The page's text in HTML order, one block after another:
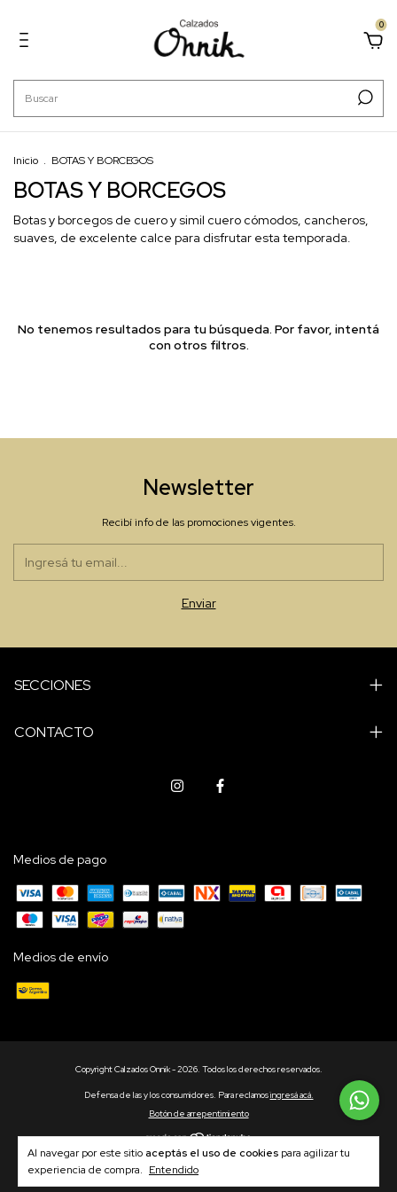
0
Al navegar por este sitio aceptás el uso de cookies para agilizar tu
experiencia de compra. Entendido
Inicio . BOTAS Y BORCEGOS
BOTAS Y BORCEGOS
Botas y borcegos de cuero y simil cuero cómodos, cancheros,
suaves, de excelente calce para disfrutar esta temporada.
No tenemos resultados para tu búsqueda. Por favor, intentá
con otros filtros.
Newsletter
Recibí info de las promociones vigentes.
SECCIONES
CONTACTO
Medios de pago
Medios de envío
Copyright Calzados Onnik - 2026. Todos los derechos reservados.
Defensa de las y los consumidores. Para reclamosingresá acá.
Botón de arrepentimiento